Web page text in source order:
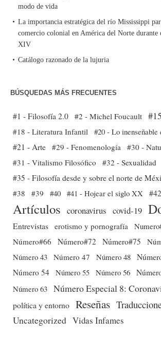
modo de vida
La importancia estratégica del río Mississippi
comercio colonial en América del Norte durante
XIV
Catálogo razonado de la lujuria
BÚSQUEDAS MÁS FRECUENTES
#1 - Filosofía 2.0 #2 - Michel Foucault
#18 - Literatura Infantil #20 - Lo
#21 - Arte #29 - Fenomenología #30 -
#31 - Vitalismo Filosófico
#32 - Sexualidad
#35 - Filosofía desde y sobre el norte de
#38
#39 #40 #41 - Hojear el siglo XX #42
Artículos coronavirus covid-19
Entrevistas erotismo y pornografía
Número#66
Número#72 Número#75
Número 43 Número 47 Número 48
Número 54 Número 55 Número 56
Número 63 Número Especial 8:
política y entorno Reseñas
Uncategorized Vidas Infames